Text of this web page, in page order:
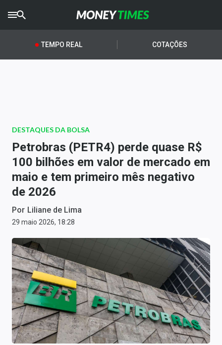
CRYPTOTIMES
AGROTIMES
Newsletters
Money Trader
Anuncie
Últimas Notícias
Cotações
Comprar ou vender?
Carteiras Recomendadas
Central de Dividendos
Central de Fundos Imobiliários
TEMPO REAL COTAÇÕES
DESTAQUES DA BOLSA
Petrobras (PETR4) perde quase R$
100 bilhões em valor de mercado em
maio e tem primeiro mês negativo
de 2026
Por Liliane de Lima
29 maio 2026, 18:28